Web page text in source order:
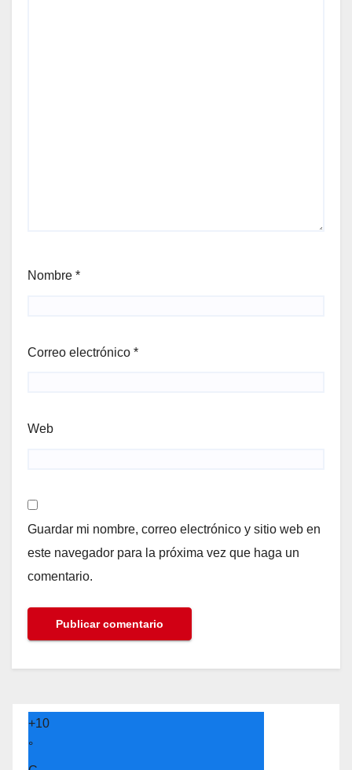
Nombre *
Correo electrónico *
Web
Guardar mi nombre, correo electrónico y sitio web en
este navegador para la próxima vez que haga un
comentario.
+10
°